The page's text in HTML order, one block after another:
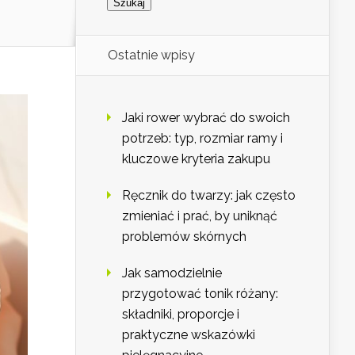
Ostatnie wpisy
Jaki rower wybrać do swoich
potrzeb: typ, rozmiar ramy i
kluczowe kryteria zakupu
Ręcznik do twarzy: jak często
zmieniać i prać, by uniknąć
problemów skórnych
Jak samodzielnie
przygotować tonik różany:
składniki, proporcje i
praktyczne wskazówki